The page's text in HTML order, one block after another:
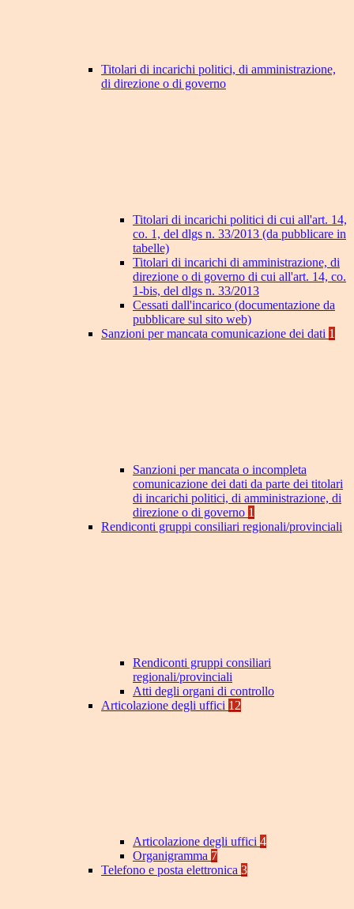
Titolari di incarichi politici, di amministrazione,
di direzione o di governo
Titolari di incarichi politici di cui all'art. 14,
co. 1, del dlgs n. 33/2013 (da pubblicare in
tabelle)
Titolari di incarichi di amministrazione, di
direzione o di governo di cui all'art. 14, co.
1-bis, del dlgs n. 33/2013
Cessati dall'incarico (documentazione da
pubblicare sul sito web)
Sanzioni per mancata comunicazione dei dati 1
Sanzioni per mancata o incompleta
comunicazione dei dati da parte dei titolari
di incarichi politici, di amministrazione, di
direzione o di governo 1
Rendiconti gruppi consiliari regionali/provinciali
Rendiconti gruppi consiliari
regionali/provinciali
Atti degli organi di controllo
Articolazione degli uffici 12
Articolazione degli uffici 4
Organigramma 7
Telefono e posta elettronica 3